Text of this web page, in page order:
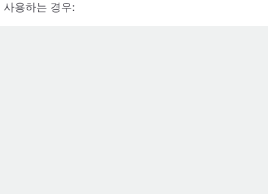
용하는 경우: